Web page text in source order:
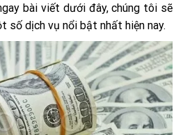
bài viết dưới đây, chúng tôi sẽ
số dịch vụ nổi bật nhất hiện nay.